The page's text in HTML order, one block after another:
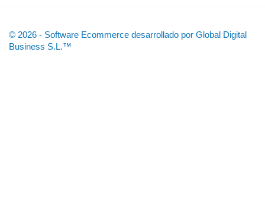
© 2026 - Software Ecommerce desarrollado por Global Digital
Business S.L.™